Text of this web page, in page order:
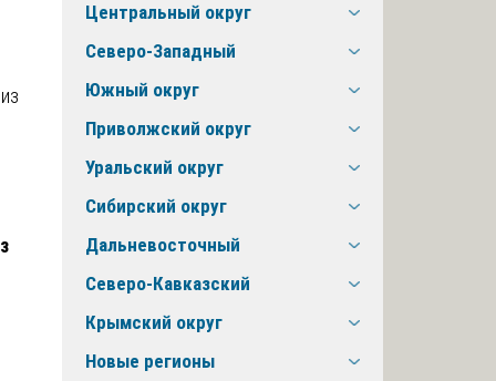
Центральный округ
Северо-Западный
Южный округ
Приволжский округ
Уральский округ
Сибирский округ
Дальневосточный
Северо-Кавказский
Крымский округ
Новые регионы